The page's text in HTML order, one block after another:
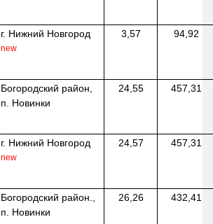
г. Нижний Новгород
new
3,57 94,92
Богородский район,
п. Новинки
24,55 457,31
г. Нижний Новгород
new
24,57 457,31
Богородский район.,
п. Новинки
26,26 432,41